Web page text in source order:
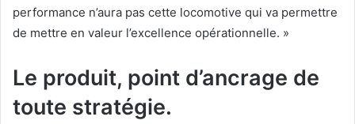
performance n’aura pas cette locomotive qui va permettre
de mettre en valeur l’excellence opérationnelle. »
Le produit, point d’ancrage de
toute stratégie.